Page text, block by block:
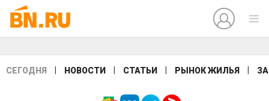
СЕГОДНЯ НОВОСТИ СТАТЬИ РЫНОК ЖИЛЬЯ